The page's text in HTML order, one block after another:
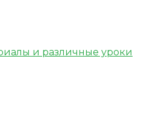
и различные уроки